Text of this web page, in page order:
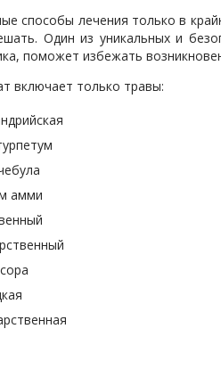
способы лечения только в
Один из уникальных и
поможет избежать
включает только травы:
амми